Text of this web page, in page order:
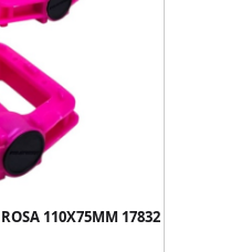
110X75MM 17832